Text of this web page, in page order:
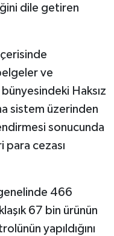
dile getiren
ve
Haksız
sistem üzerinden
sonucunda
para cezası
genelinde 466
67 bin ürünün
yapıldığını